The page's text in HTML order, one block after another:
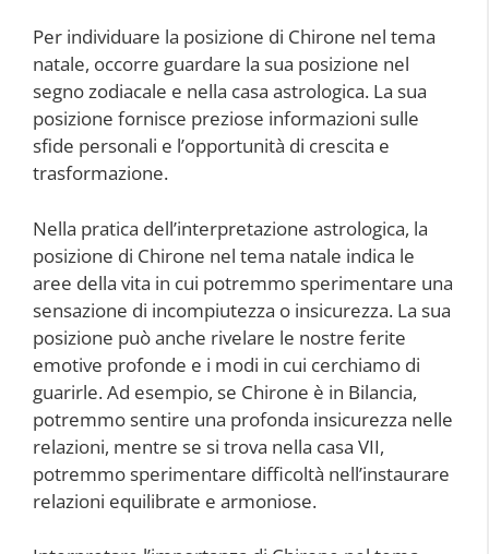
Per individuare la posizione di Chirone nel tema
natale, occorre guardare la sua posizione nel
segno zodiacale e nella casa astrologica. La sua
posizione fornisce preziose informazioni sulle
sfide personali e l’opportunità di crescita e
trasformazione.
Nella pratica dell’interpretazione astrologica, la
posizione di Chirone nel tema natale indica le
aree della vita in cui potremmo sperimentare una
sensazione di incompiutezza o insicurezza. La sua
posizione può anche rivelare le nostre ferite
emotive profonde e i modi in cui cerchiamo di
guarirle. Ad esempio, se Chirone è in Bilancia,
potremmo sentire una profonda insicurezza nelle
relazioni, mentre se si trova nella casa VII,
potremmo sperimentare difficoltà nell’instaurare
relazioni equilibrate e armoniose.